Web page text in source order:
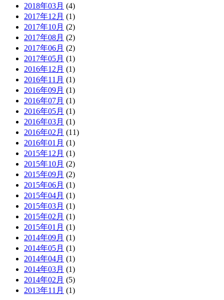
2018年03月 (4)
2017年12月 (1)
2017年10月 (2)
2017年08月 (2)
2017年06月 (2)
2017年05月 (1)
2016年12月 (1)
2016年11月 (1)
2016年09月 (1)
2016年07月 (1)
2016年05月 (1)
2016年03月 (1)
2016年02月 (11)
2016年01月 (1)
2015年12月 (1)
2015年10月 (2)
2015年09月 (2)
2015年06月 (1)
2015年04月 (1)
2015年03月 (1)
2015年02月 (1)
2015年01月 (1)
2014年09月 (1)
2014年05月 (1)
2014年04月 (1)
2014年03月 (1)
2014年02月 (5)
2013年11月 (1)